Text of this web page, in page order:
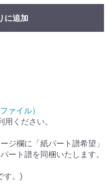
に追加
ァイル）
ください。
ジ欄に「紙パート譜希望」
ート譜を同梱いたします。
す。)